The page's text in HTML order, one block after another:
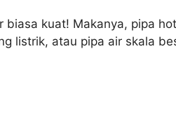
kuat! Makanya, pipa
listrik, atau pipa air skala